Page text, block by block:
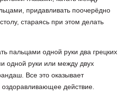
придавливать поочерёдно
стараясь при этом делать
пальцами одной руки два грецких
одной руки или между двух
Все это оказывает
действие.